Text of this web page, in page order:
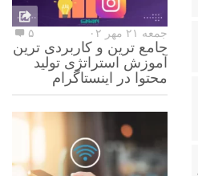
جمعه ۲۱ مهر ۰۲ ۵
جامع ترین و کاربردی ترین
آموزش استراتژی تولید
محتوا در اینستاگرام